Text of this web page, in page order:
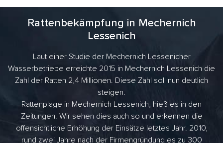
Rattenbekämpfung in Mechernich
Lessenich
Laut einer Studie der Mechernich Lessenicher
Wasserbetriebe erreichte 2015 in Mechernich Lessenich die
Zahl der Ratten 2,4 Millionen. Diese Zahl soll nun deutlich
steigen.
Rattenplage in Mechernich Lessenich, hieß es in den
Zeitungen. Wir sehen dies auch so und erkennen die
offensichtliche Erhöhung der Einsätze letztes Jahr. 2010,
rund zwei Jahre nach der Firmengründung es zu 300